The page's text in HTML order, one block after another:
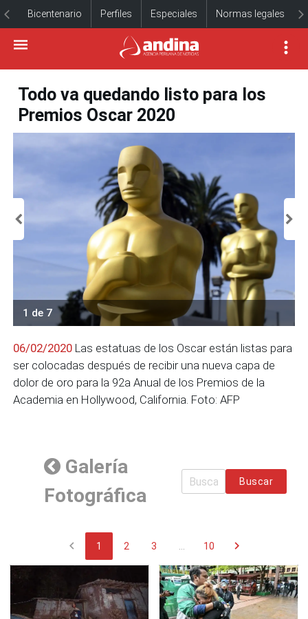
Bicentenario Perfiles Especiales Normas legales
Todo va quedando listo para los
Premios Oscar 2020
1 de 7
06/02/2020 Las estatuas de los Oscar están listas para
ser colocadas después de recibir una nueva capa de
dolor de oro para la 92a Anual de los Premios de la
Academia en Hollywood, California. Foto: AFP
Galería
Fotográfica
Buscar
chevron_left 1 2 3 10 chevron_right